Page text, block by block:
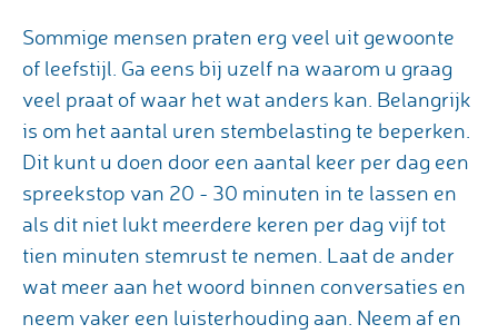
Sommige mensen praten erg veel uit gewoonte
of leefstijl. Ga eens bij uzelf na waarom u graag
veel praat of waar het wat anders kan. Belangrijk
is om het aantal uren stembelasting te beperken.
Dit kunt u doen door een aantal keer per dag een
spreekstop van 20 - 30 minuten in te lassen en
als dit niet lukt meerdere keren per dag vijf tot
tien minuten stemrust te nemen. Laat de ander
wat meer aan het woord binnen conversaties en
neem vaker een luisterhouding aan. Neem af en